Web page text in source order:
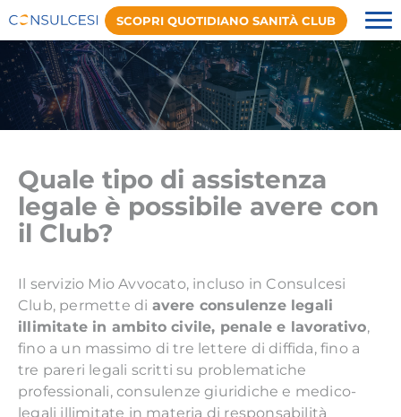
SCOPRI QUOTIDIANO SANITÀ CLUB
Quale tipo di assistenza
legale è possibile avere con
il Club?
Il servizio Mio Avvocato, incluso in Consulcesi
Club, permette di avere consulenze legali
illimitate in ambito civile, penale e lavorativo,
fino a un massimo di tre lettere di diffida, fino a
tre pareri legali scritti su problematiche
professionali, consulenze giuridiche e medico-
legali illimitate in materia di responsabilità